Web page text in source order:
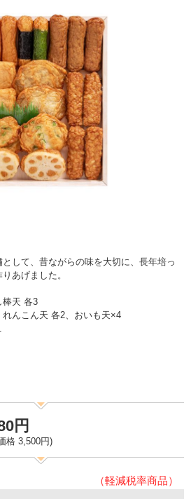
して、昔ながらの味を大切に、長年培っ
あげました。
棒天 各3
んこん天 各2、おいも天×4
円
格 3,500円)
（軽減税率商品）